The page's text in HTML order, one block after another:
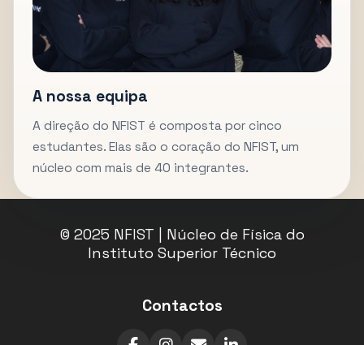
A nossa equipa
A direção do NFIST é composta por cinco
estudantes. Elas são o coração do NFIST, um
núcleo com mais de 40 integrantes.
© 2025 NFIST | Núcleo de Física do
Instituto Superior Técnico
Contactos